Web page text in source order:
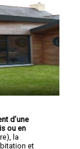
d’une
ou en
la
et